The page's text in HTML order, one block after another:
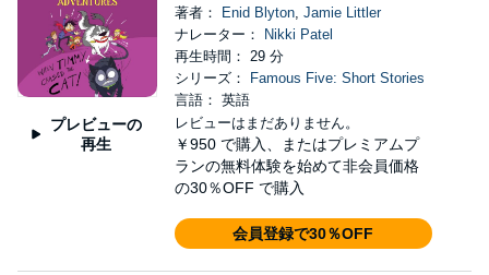
プレビューの
再生
著者： Enid Blyton, Jamie Littler
ナレーター：
Nikki Patel
再生時間： 29 分
シリーズ：
Famous Five: Short Stories
言語： 英語
レビューはまだありません。
￥950 で購入、またはプレミアムプ
ランの無料体験を始めて非会員価格
の30％OFF で購入
会員登録で30％OFF